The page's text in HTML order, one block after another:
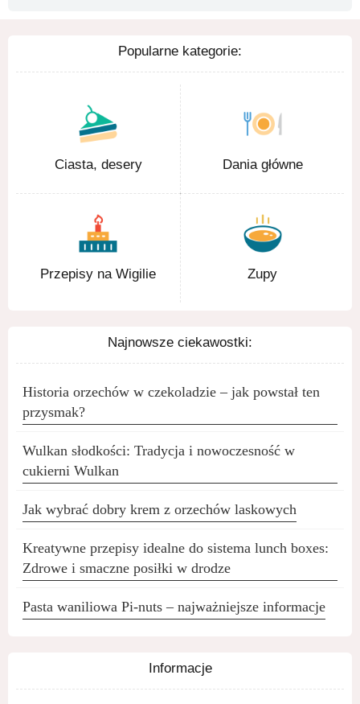
Popularne kategorie:
Ciasta, desery Dania główne
Przepisy na Wigilie Zupy
Najnowsze ciekawostki:
Historia orzechów w czekoladzie – jak powstał ten
przysmak?
Wulkan słodkości: Tradycja i nowoczesność w
cukierni Wulkan
Jak wybrać dobry krem z orzechów laskowych
Kreatywne przepisy idealne do sistema lunch boxes:
Zdrowe i smaczne posiłki w drodze
Pasta waniliowa Pi-nuts – najważniejsze informacje
Informacje